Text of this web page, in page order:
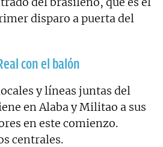
disparo a puerta del
con el balón
y líneas juntas del
en Alaba y Militao a sus
en este comienzo.
centrales.